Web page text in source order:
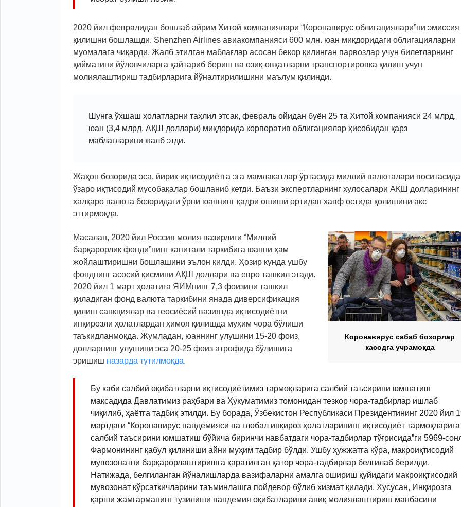
2020 йил февралидан бошлаб айрим Хитой компаниялари “Коронавирус облигациялари”ни эмиссия
қилишни бошлашди. Shenzhen Airlines авиакомпанияси 600 млн. юан миқдоридаги облигацияларни
муомалага чиқарди. Жалб этилган маблағлар асосан бекор қилинган парвозлар учун билетларнинг
қийматини йўловчиларга қайтариб бериш ва озиқ-овқатларни транспортировка қилиш учун
молиялаштириш тадбирларига йўналтирилишини маълум қилинди.
Шунга ўхшаш ҳолатларни таҳлил этсак, февраль ойидан буён 25 та Хитой компанияси 24 млрд.
юан (3,4 млрд. АҚШ доллари) миқдорида корпоратив облигациялар ҳисобидан қарз
маблағларини жалб этди.
Жаҳон бозорида эса, йирик иқтисодиётга эга мамлакатлар ўртасида миллий валюталари воситасида
ўзаро иқтисодий мусобақалар бошланиб кетди. Баъзи экспертларнинг хулосалари АҚШ долларининг
халқаро валюта бозоридаги ўрни юаннинг қадри ошиши ортидан хавф остида қолишини акс
эттирмоқда.
Коронавирус сабаб бозорлар
касодга учрамоқда
Масалан, 2020 йил Россия молия вазирлиги “Миллий
барқарорлик фонди”нинг капитали таркибига юанни ҳам
жойлаштиришни бошлашини эълон қилди. Ҳозир кунда ушбу
фонднинг асосий қисмини АҚШ доллари ва евро ташкил этади.
2020 йил 1 март ҳолатига ЯИМнинг 7,3 фоизини ташкил
қиладиган фонд валюта таркибини янада диверсификация
қилиш санкциялар ва геосиёсий вазиятда иқтисодиётни
инқирозли ҳолатлардан ҳимоя қилишда муҳим чора бўлиши
таъкидланмоқда. Жумладан, юаннинг улушини 15-20 фоиз,
долларнинг улушини эса 20-25 фоиз атрофида бўлишига
эришиш назарда тутилмоқда.
Бу каби салбий оқибатларни иқтисодиётимиз тармоқларига салбий таъсирини юмшатиш
мақсадида Давлатимиз раҳбари ва Ҳукуматимиз томонидан тезкор чора-тадбирлар ишлаб
чиқилиб, ҳаётга тадбиқ этилди. Бу борада, Ўзбекистон Республикаси Президентининг 2020 йил
мартдаги “Коронавирус пандемияси ва глобал инқироз ҳолатларининг иқтисодиёт тармоқларига
салбий таъсирини юмшатиш бўйича биринчи навбатдаги чора-тадбирлар тўғрисида”ги 5969-
Фармонининг қабул қилиниши айни муҳим тадбир бўлди. Ушбу ҳужжатга кўра, макроиқтисодий
мувозонатни барқарорлаштиришга қаратилган қатор чора-тадбирлар белгилаб берилди.
Натижада, белгиланган йўналишларда вазифаларни амалга ошириш қуйидаги макроиқтисодий
мувозонат кўрсаткичларини таъминлашга пойдевор бўлиб хизмат қилади. Хусусан, Инқирозга
қарши жамғарманинг тузилиши пандемия оқибатларини аниқ молиялаштириш манбасини